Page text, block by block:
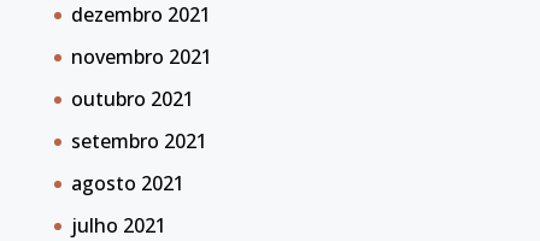
dezembro 2021
novembro 2021
outubro 2021
setembro 2021
agosto 2021
julho 2021